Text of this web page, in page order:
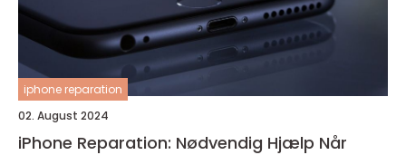
iphone reparation
02. August 2024
iPhone Reparation: Nødvendig Hjælp Når